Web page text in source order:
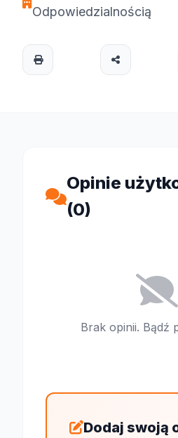
Odpowiedzialnością
Opinie
(0)
Brak opinii. Bądź
Dodaj swoją